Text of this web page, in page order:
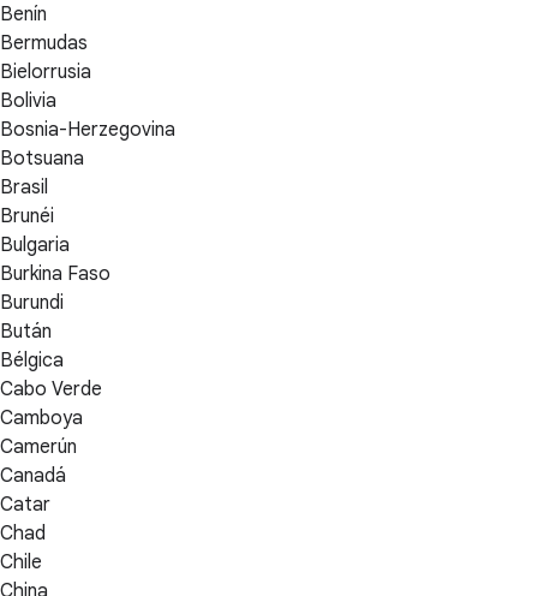
Benín
Bermudas
Bielorrusia
Bolivia
Bosnia-Herzegovina
Botsuana
Brasil
Brunéi
Bulgaria
Burkina Faso
Burundi
Bután
Bélgica
Cabo Verde
Camboya
Camerún
Canadá
Catar
Chad
Chile